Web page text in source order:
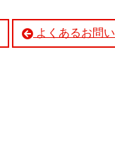
よくあるお問